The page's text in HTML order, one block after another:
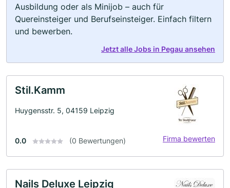
Ausbildung oder als Minijob – auch für
Quereinsteiger und Berufseinsteiger. Einfach filtern
und bewerben.
Jetzt alle Jobs in Pegau ansehen
Stil.Kamm
Huygensstr. 5, 04159 Leipzig
0.0 (0 Bewertungen) Firma bewerten
Nails Deluxe Leipzig